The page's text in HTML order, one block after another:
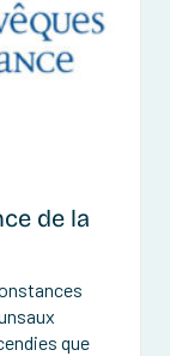
de la
que